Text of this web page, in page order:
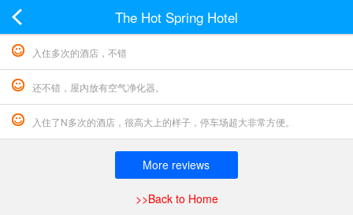
The Hot Spring Hotel
入住多次的酒店，不错
还不错，屋内放有空气净化器。
入住了N多次的酒店，很高大上的样子，停车场超大非常方便。
More reviews
>>Back to Home